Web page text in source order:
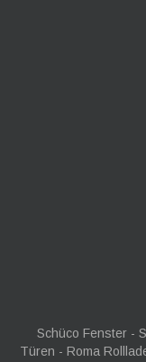
Schüco Fenster -
Türen - Roma